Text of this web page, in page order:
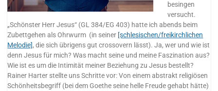
besingen
versucht.
„Schönster Herr Jesus“ (GL 384/EG 403) hatte ich abends beim
Zubettgehen als Ohrwurm (in seiner [schlesischen/freikirchlichen
Melodie], die sich übrigens gut crossovern lässt). Ja, wer und wie ist
denn Jesus für mich? Was macht seine und meine Faszination aus?
Wie ist es um die Intimität meiner Beziehung zu Jesus bestellt?
Rainer Harter stellte uns Schritte vor: Von einem abstrakt religiösen
Schönheitsbegriff (bei dem Goethe seine helle Freude gehabt hätte)